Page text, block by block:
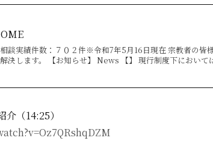
談実績件数：７０２件※令和7年5月16日現在 宗教者の皆
決します。 【お知らせ】 News 【】 現行制度下において
（14:25）